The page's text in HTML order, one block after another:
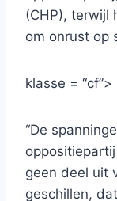
(CHP), terwijl
om onrust op
klasse = “cf”>
“De
geen deel uit
geschillen,